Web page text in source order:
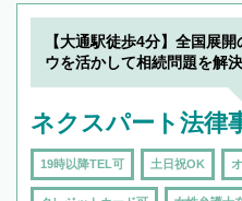
【大通駅徒歩4分】全国展
ウを活かして相続問題を解
ネクスパート法律
19時以降TEL可 土日祝OK